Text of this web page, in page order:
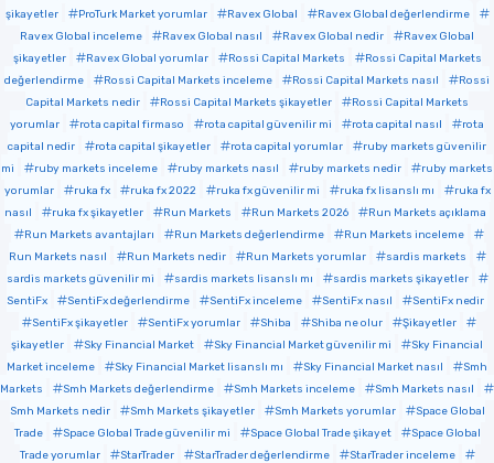
şikayetler
ProTurk Market yorumlar Ravex Global
Ravex Global değerlendirme
Ravex Global inceleme
Ravex Global nasıl Ravex Global nedir
Ravex Global
şikayetler
Ravex Global yorumlar Rossi Capital Markets
Rossi Capital Markets
değerlendirme
Rossi Capital Markets inceleme Rossi Capital Markets nasıl
Rossi
Capital Markets nedir
Rossi Capital Markets şikayetler
Rossi Capital Markets
yorumlar
rota capital firmaso rota capital güvenilir mi rota capital nasıl
rota
capital nedir
rota capital şikayetler rota capital yorumlar
ruby markets güvenilir
mi
ruby markets inceleme ruby markets nasıl ruby markets nedir
ruby markets
yorumlar
ruka fx ruka fx 2022 ruka fx güvenilir mi ruka fx lisanslı mı
ruka fx
nasıl
ruka fx şikayetler Run Markets Run Markets 2026
Run Markets açıklama
Run Markets avantajları
Run Markets değerlendirme
Run Markets inceleme
Run Markets nasıl
Run Markets nedir Run Markets yorumlar
sardis markets
sardis markets güvenilir mi
sardis markets lisanslı mı
sardis markets şikayetler
SentiFx
SentiFx değerlendirme SentiFx inceleme SentiFx nasıl
SentiFx nedir
SentiFx şikayetler
SentiFx yorumlar Shiba Shiba ne olur
Şikayetler
şikayetler
Sky Financial Market Sky Financial Market güvenilir mi
Sky Financial
Market inceleme
Sky Financial Market lisanslı mı Sky Financial Market nasıl
Smh
Markets
Smh Markets değerlendirme Smh Markets inceleme
Smh Markets nasıl
Smh Markets nedir
Smh Markets şikayetler Smh Markets yorumlar
Space Global
Trade
Space Global Trade güvenilir mi Space Global Trade şikayet
Space Global
Trade yorumlar
StarTrader StarTrader değerlendirme
StarTrader inceleme